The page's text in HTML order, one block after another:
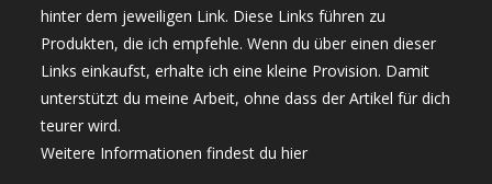
hinter dem jeweiligen Link. Diese Links führen zu
Produkten, die ich empfehle. Wenn du über einen dieser
Links einkaufst, erhalte ich eine kleine Provision. Damit
unterstützt du meine Arbeit, ohne dass der Artikel für dich
teurer wird.
Weitere Informationen findest du hier